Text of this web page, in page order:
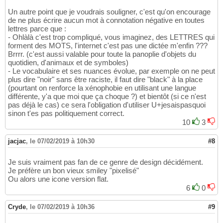
Un autre point que je voudrais souligner, c'est qu'on encourage
de ne plus écrire aucun mot à connotation négative en toutes
lettres parce que :
- Ohlàlà c'est trop compliqué, vous imaginez, des LETTRES qui
forment des MOTS, l'internet c'est pas une dictée m'enfin ???
Brrrr. (c'est aussi valable pour toute la panoplie d'objets du
quotidien, d'animaux et de symboles)
- Le vocabulaire et ses nuances évolue, par exemple on ne peut
plus dire "noir" sans être raciste, il faut dire "black" à la place
(pourtant on renforce la xénophobie en utilisant une langue
différente, y'a que moi que ça choque ?) et bientôt (si ce n'est
pas déjà le cas) ce sera l'obligation d'utiliser U+jesaispasquoi
sinon t'es pas politiquement correct.
10
3
jacjac, le 07/02/2019 à 10h30 #8
Je suis vraiment pas fan de ce genre de design décidément.
Je préfère un bon vieux smiley "pixelisé"
Ou alors une icone version flat.
6
0
Cryde, le 07/02/2019 à 10h36 #9